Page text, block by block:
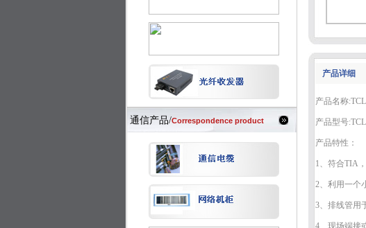
通信产品/Correspondence product
产品详细
产品名称
产品型号
产品特性：
1、符合TIA
2、利用一个
3、排线管用
4、现场端接